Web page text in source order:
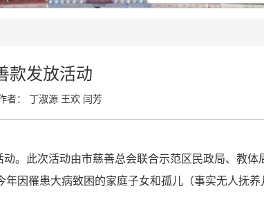
款发放活动
者： 丁淑源 王欢 闫芳
。此次活动由市慈善总会联合示范区民政局、教体
因罹患大病致困的家庭子女和孤儿（事实无人抚养